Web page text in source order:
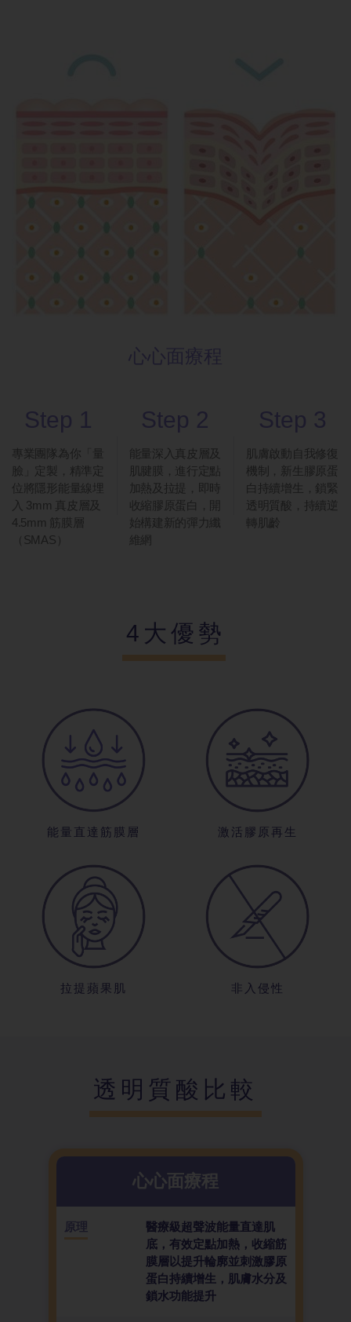
心心面療程
Step 1
專業團隊為你「量
臉」定製，精準定
位將隱形能量線埋
入 3mm 真皮層及
4.5mm 筋膜層
（SMAS）
Step 2
能量深入真皮層及
肌腱膜，進行定點
加熱及拉提，即時
收縮膠原蛋白，開
始構建新的彈力纖
維網
Step 3
肌膚啟動自我修復
機制，新生膠原蛋
白持續增生，鎖緊
透明質酸，持續逆
轉肌齡
4大優勢
能量直達筋膜層 激活膠原再生
拉提蘋果肌 非入侵性
透明質酸比較
心心面療程
原理
醫療級超聲波能量直達肌
底，有效定點加熱，收縮筋
膜層以提升輪廓並刺激膠原
蛋白持續增生，肌膚水分及
鎖水功能提升